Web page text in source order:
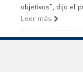
objetivos", dijo el
Leer más